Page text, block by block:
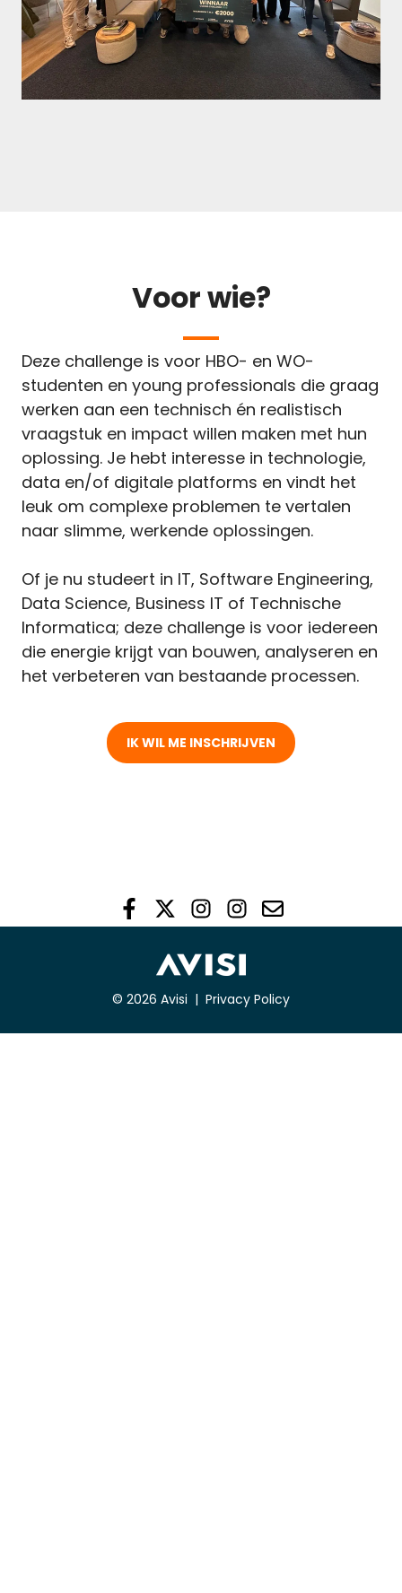
Voor wie?
Deze challenge is voor HBO- en WO-
studenten en young professionals die graag
werken aan een technisch én realistisch
vraagstuk en impact willen maken met hun
oplossing. Je hebt interesse in technologie,
data en/of digitale platforms en vindt het
leuk om complexe problemen te vertalen
naar slimme, werkende oplossingen.
Of je nu studeert in IT, Software Engineering,
Data Science, Business IT of Technische
Informatica; deze challenge is voor iedereen
die energie krijgt van bouwen, analyseren en
het verbeteren van bestaande processen.
IK WIL ME INSCHRIJVEN
© 2026 Avisi | Privacy Policy